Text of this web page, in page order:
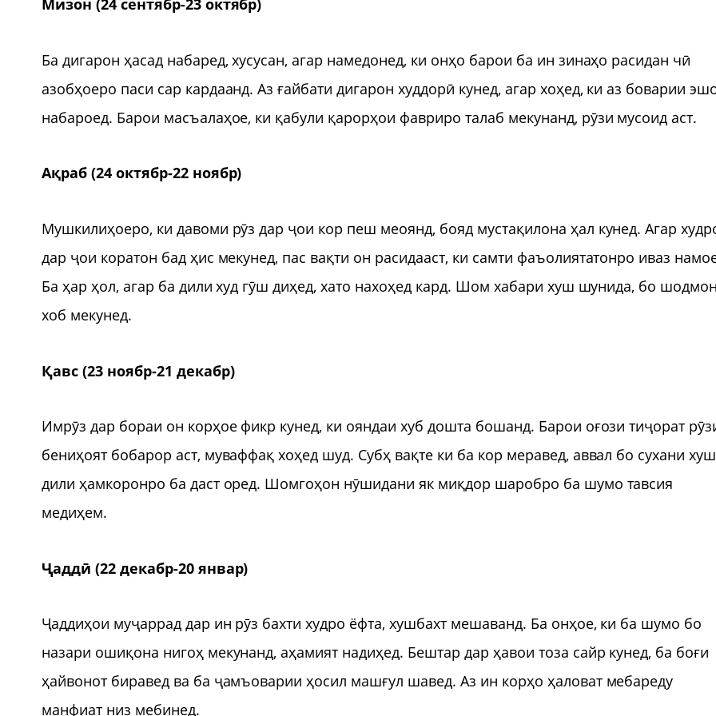
Мизон (24 сентябр-23 октябр)
Ба дигарон ҳасад набаред, хусусан, агар намедонед, ки онҳо барои ба ин зинаҳо расидан чӣ
азобҳоеро паси сар кардаанд. Аз ғайбати дигарон худдорӣ кунед, агар хоҳед, ки аз боварии
набароед. Барои масъалаҳое, ки қабули қарорҳои фавриро талаб мекунанд, рӯзи мусоид аст.
Ақраб (24 октябр-22 ноябр)
Мушкилиҳоеро, ки давоми рӯз дар ҷои кор пеш меоянд, бояд мустақилона ҳал кунед. Агар
дар ҷои коратон бад ҳис мекунед, пас вақти он расидааст, ки самти фаъолиятатонро иваз
Ба ҳар ҳол, агар ба дили худ гӯш диҳед, хато нахоҳед кард. Шом хабари хуш шунида, бо
хоб мекунед.
Қавс (23 ноябр-21 декабр)
Имрӯз дар бораи он корҳое фикр кунед, ки ояндаи хуб дошта бошанд. Барои оғози тиҷорат
бениҳоят бобарор аст, муваффақ хоҳед шуд. Субҳ вақте ки ба кор меравед, аввал бо сухани хуш
дили ҳамкоронро ба даст оред. Шомгоҳон нӯшидани як миқдор шаробро ба шумо тавсия
медиҳем.
Ҷаддӣ (22 декабр-20 январ)
Ҷаддиҳои муҷаррад дар ин рӯз бахти худро ёфта, хушбахт мешаванд. Ба онҳое, ки ба шумо бо
назари ошиқона нигоҳ мекунанд, аҳамият надиҳед. Бештар дар ҳавои тоза сайр кунед, ба боғи
ҳайвонот биравед ва ба ҷамъоварии ҳосил машғул шавед. Аз ин корҳо ҳаловат мебареду
манфиат низ мебинед.